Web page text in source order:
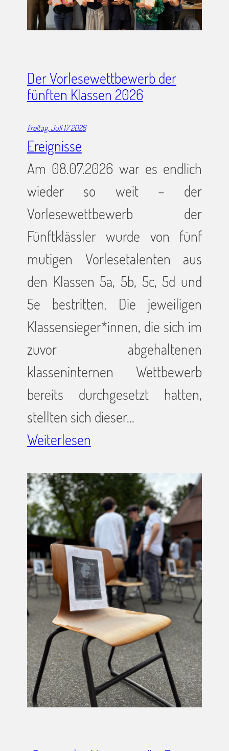
Der Vorlesewettbewerb der
fünften Klassen 2026
Freitag, Juli 17 2026
Ereignisse
Am 08.07.2026 war es endlich
wieder so weit – der
Vorlesewettbewerb der
Fünftklässler wurde von fünf
mutigen Vorlesetalenten aus
den Klassen 5a, 5b, 5c, 5d und
5e bestritten. Die jeweiligen
Klassensieger*innen, die sich im
zuvor abgehaltenen
klasseninternen Wettbewerb
bereits durchgesetzt hatten,
stellten sich dieser…
Weiterlesen